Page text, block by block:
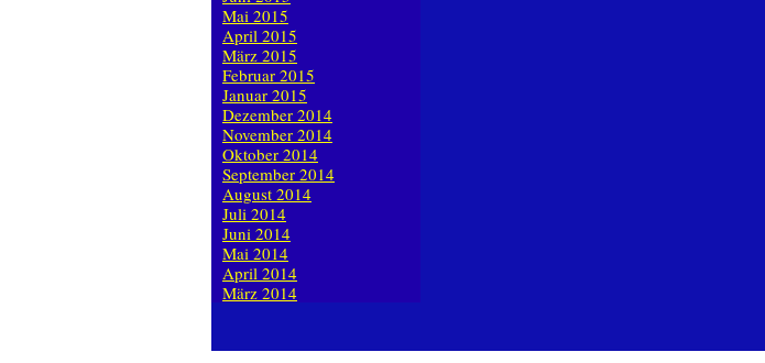
Mai 2015
April 2015
März 2015
Februar 2015
Januar 2015
Dezember 2014
November 2014
Oktober 2014
September 2014
August 2014
Juli 2014
Juni 2014
Mai 2014
April 2014
März 2014